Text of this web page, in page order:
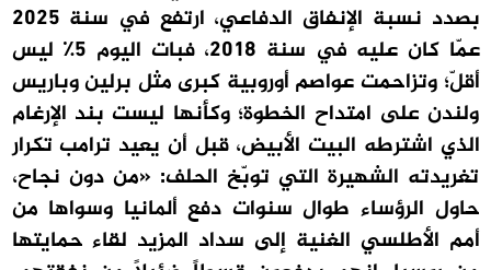
بصدد نسبة الإنفاق الدفاعي، ارتفع في سنة 2025
عمّا كان عليه في سنة 2018، فبات اليوم 5٪ ليس
أقلّ؛ وتزاحمت عواصم أوروبية كبرى مثل برلين وباريس
ولندن على امتداح الخطوة؛ وكأنها ليست بند الإرغام
الذي اشترطه البيت الأبيض، قبل أن يعيد ترامب تكرار
تغريدته الشهيرة التي توبّخ الحلف: «من دون نجاح،
حاول الرؤساء طوال سنوات دفع ألمانيا وسواها من
أمم الأطلسي الغنية إلى سداد المزيد لقاء حمايتها